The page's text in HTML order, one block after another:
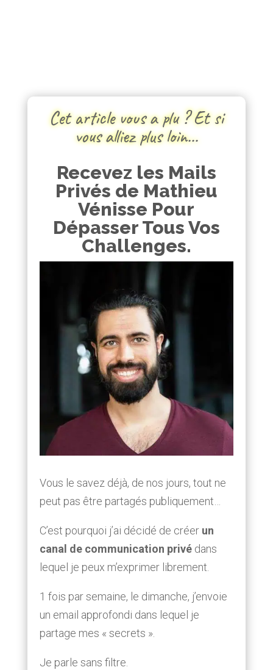
Cet article vous a plu ? Et si
vous alliez plus loin…
Recevez les Mails
Privés de Mathieu
Vénisse Pour
Dépasser Tous Vos
Challenges.
Vous le savez déjà, de nos jours, tout ne
peut pas être partagés publiquement…
C’est pourquoi j’ai décidé de créer un
canal de communication privé dans
lequel je peux m’exprimer librement.
1 fois par semaine, le dimanche, j’envoie
un email approfondi dans lequel je
partage mes « secrets ».
Je parle sans filtre.